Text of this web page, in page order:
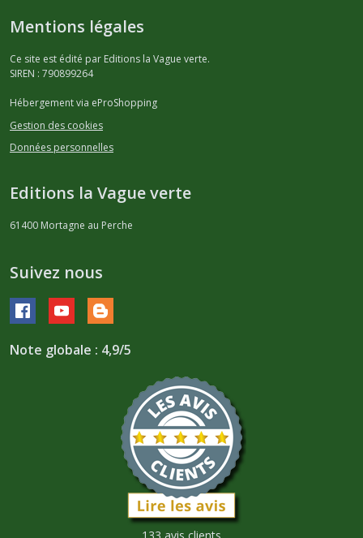
Mentions légales
Ce site est édité par Editions la Vague verte.
SIREN : 790899264
Hébergement via eProShopping
Gestion des cookies
Données personnelles
Editions la Vague verte
61400 Mortagne au Perche
Suivez nous
Note globale : 4,9/5